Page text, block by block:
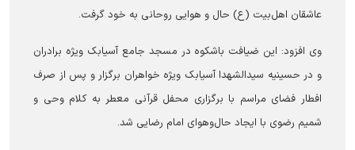
عاشقان اهل‌بیت (ع) حال و هوایی روحانی به خود گرفت.
وی افزود: این ضیافت باشکوه در مسجد جامع آسیابک ویژه برادران
و در حسینیه سیدالشهدا آسیابک ویژه خواهران برگزار و پس از صرف
افطار فضای مراسم با برگزاری محفل قرآنی معطر به کلام وحی و
شمیم رضوی با ایجاد حال‌وهوای امام رضایی شد.